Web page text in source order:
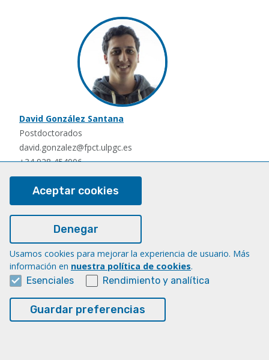
David González Santana
Postdoctorados
david.gonzalez@fpct.ulpgc.es
+34 928 454906
Postdoctorados
nauzet.hernandez@ulpgc.es
Aceptar cookies
Denegar
Usamos cookies para mejorar la experiencia de usuario. Más
información en nuestra política de cookies.
Esenciales
Rendimiento y analítica
Guardar preferencias